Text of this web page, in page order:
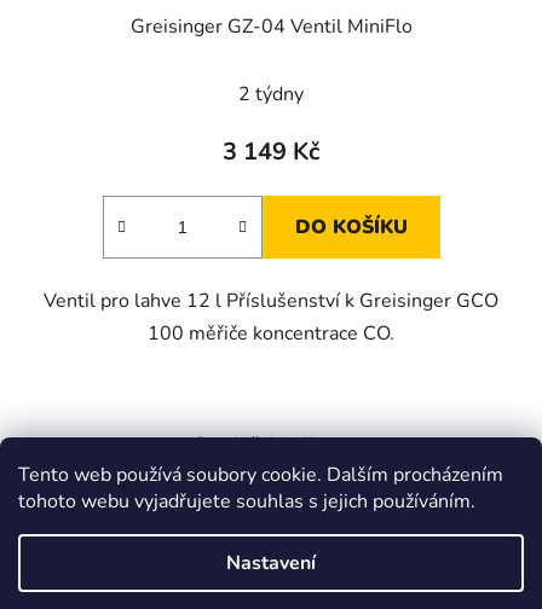
Tento web používá soubory cookie. Dalším procházením
tohoto webu vyjadřujete souhlas s jejich používáním.
Nastavení
Greisinger GZ-04 Ventil MiniFlo
2 týdny
3 149 Kč
DO KOŠÍKU
Ventil pro lahve 12 l Příslušenství k Greisinger GCO
100 měřiče koncentrace CO.
v
l
á
d
a
9položek celkem
Heureka.cz